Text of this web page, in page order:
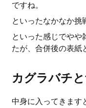
ですね。
といったなかなか挑
といった感じでやや
たが、合併後の表紙
カグラバチ
中身に入ってきます